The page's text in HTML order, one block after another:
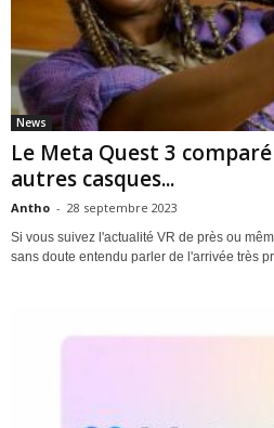
News
Le Meta Quest 3
autres casques...
Antho - 28 septembre 2023
Si vous suivez l'actualité VR de près ou
sans doute entendu parler de l'arrivée très